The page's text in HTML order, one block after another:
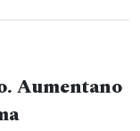
Aumentano